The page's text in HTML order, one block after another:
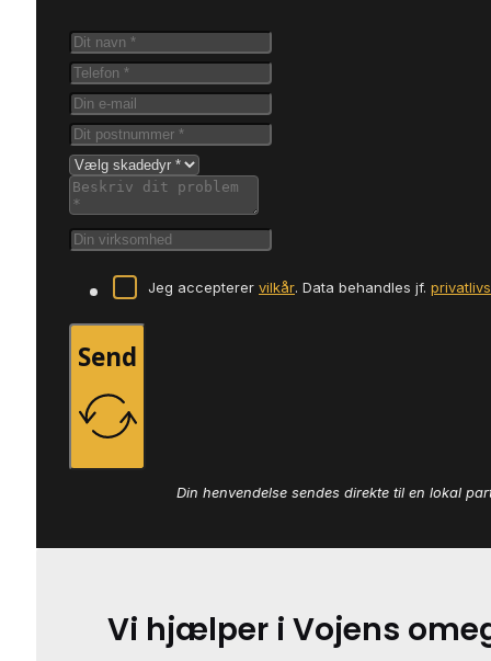
Jeg accepterer vilkår. Data behandles jf.
Send
Din henvendelse sendes direkte til en lokal
Vi hjælper i Vojens